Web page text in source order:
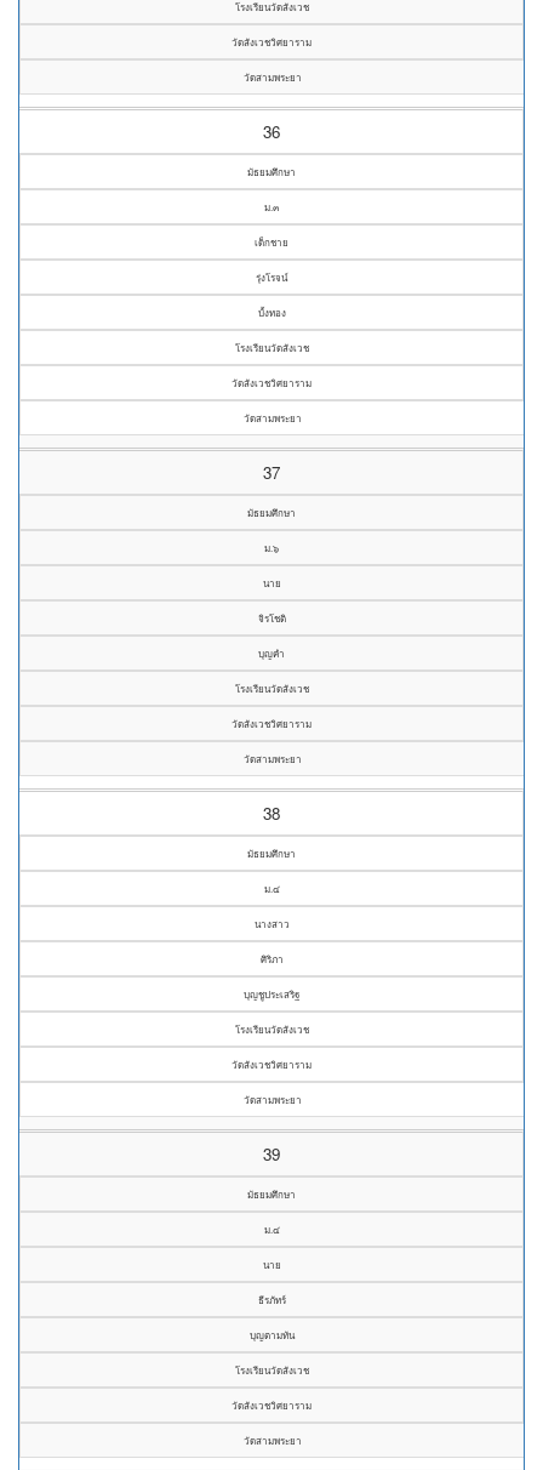
โรงเรียนวัดสังเวช
วัดสังเวชวิศยาราม
วัดสามพระยา
36
มัธยมศึกษา
ม.๓
เด็กชาย
รุ่งโรจน์
บั้งทอง
โรงเรียนวัดสังเวช
วัดสังเวชวิศยาราม
วัดสามพระยา
37
มัธยมศึกษา
ม.๖
นาย
จิรโชติ
บุญคำ
โรงเรียนวัดสังเวช
วัดสังเวชวิศยาราม
วัดสามพระยา
38
มัธยมศึกษา
ม.๔
นางสาว
ศิริภา
บุญชูประเสริฐ
โรงเรียนวัดสังเวช
วัดสังเวชวิศยาราม
วัดสามพระยา
39
มัธยมศึกษา
ม.๔
นาย
ธีรภัทร์
บุญตามทัน
โรงเรียนวัดสังเวช
วัดสังเวชวิศยาราม
วัดสามพระยา